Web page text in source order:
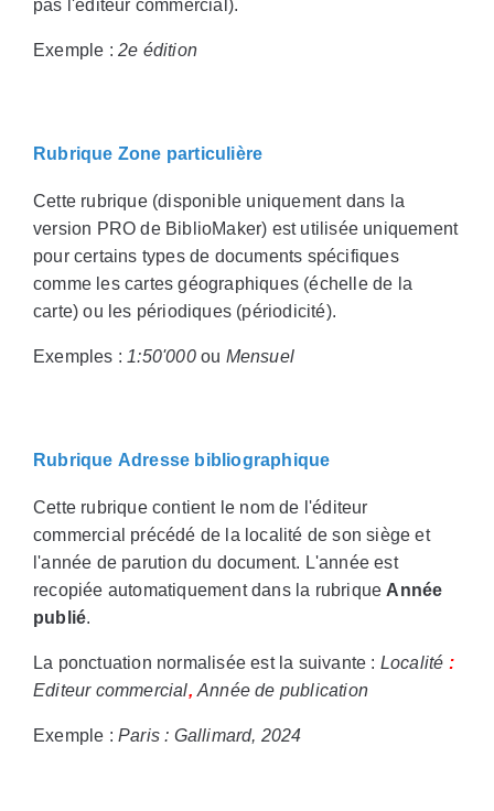
pas l'éditeur commercial).
Exemple : 2e édition
Rubrique Zone particulière
Cette rubrique (disponible uniquement dans la
version PRO de BiblioMaker) est utilisée uniquement
pour certains types de documents spécifiques
comme les cartes géographiques (échelle de la
carte) ou les périodiques (périodicité).
Exemples : 1:50'000ou Mensuel
Rubrique Adresse bibliographique
Cette rubrique contient le nom de l'éditeur
commercial précédé de la localité de son siège et
l'année de parution du document. L'année est
recopiée automatiquement dans la rubrique Année
publié.
La ponctuation normalisée est la suivante : Localité :
Editeur commercial, Année de publication
Exemple : Paris : Gallimard, 2024